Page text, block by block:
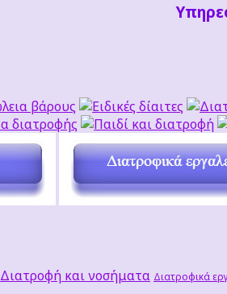
Διατροφή και νοσήματα Διατροφικά